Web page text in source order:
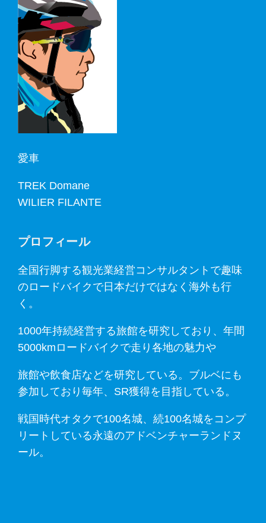
愛車
TREK Domane
WILIER FILANTE
プロフィール
全国行脚する観光業経営コンサルタントで趣味
のロードバイクで日本だけではなく海外も行
く。
1000年持続経営する旅館を研究しており、年間
5000kmロードバイクで走り各地の魅力や
旅館や飲食店などを研究している。ブルベにも
参加しており毎年、SR獲得を目指している。
戦国時代オタクで100名城、続100名城をコンプ
リートしている永遠のアドベンチャーランドヌ
ール。